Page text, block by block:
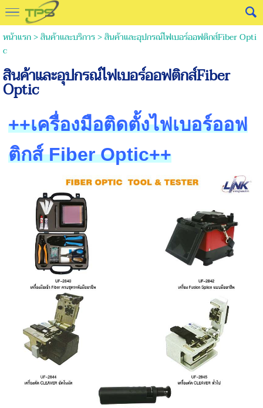
หน้าแรก>สินค้าและบริการ>สินค้าและอุปกรณ์ไฟเบอร์ออฟติกส์Fiber Opti
c
สินค้าและอุปกรณ์ไฟเบอร์ออฟติกส์Fiber
Optic
++เครื่องมือติดตั้งไฟเบอร์ออฟ
ติกส์ Fiber Optic++